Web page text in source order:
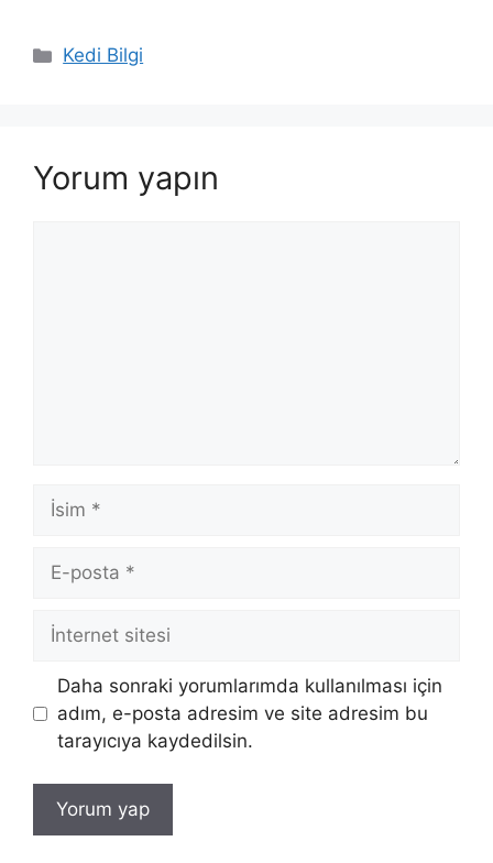
Kategoriler
Kedi Bilgi
Yorum yapın
İsim
posta
İnternet
Daha sonraki yorumlarımda kullanılması için
adım, e-posta adresim ve site adresim bu
tarayıcıya kaydedilsin.